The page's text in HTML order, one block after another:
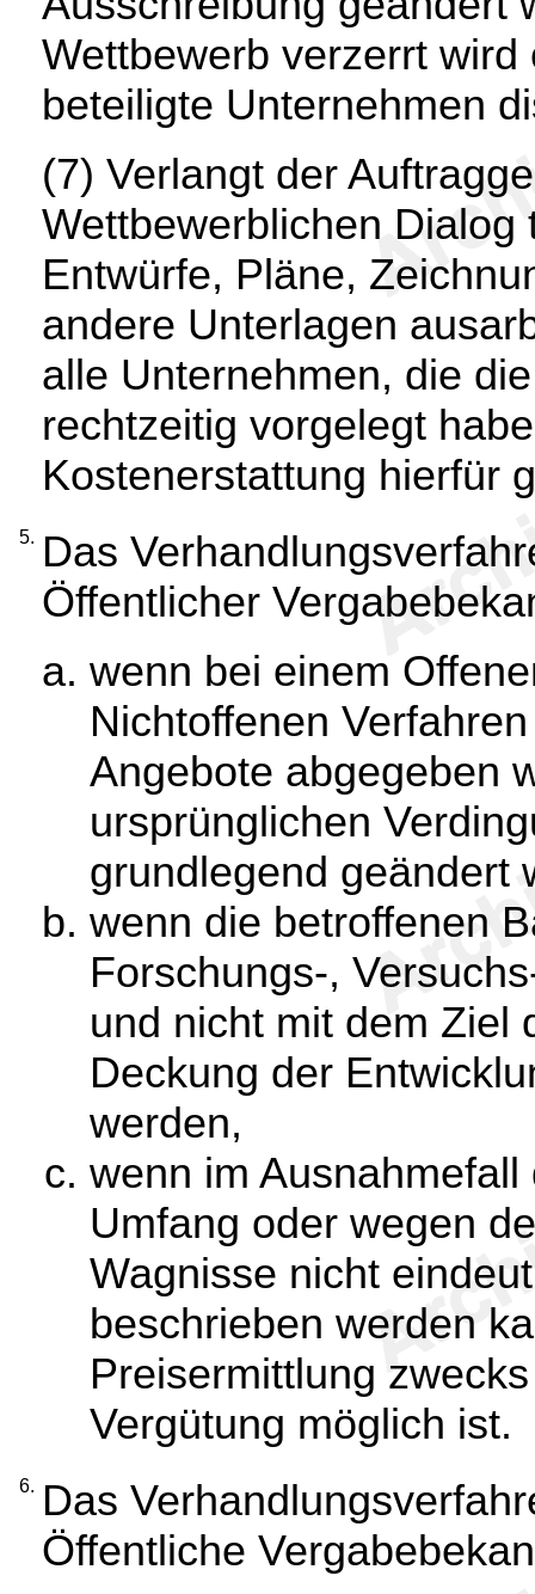
Wettbewerb verzerrt
beteiligte Unternehmen
(7) Verlangt der
Wettbewerblichen
Entwürfe, Pläne,
andere Unterlagen
alle Unternehmen, die
rechtzeitig vorgelegt
Kostenerstattung hierfür
5. Das
Öffentlicher
wenn bei einem
Nichtoffenen
Angebote abgegeben
ursprünglichen
grundlegend geändert
wenn die betroffenen
Forschungs-,
und nicht mit dem Ziel
Deckung der
werden,
wenn im
Umfang oder wegen
Wagnisse nicht
beschrieben werden
Preisermittlung
Vergütung möglich ist.
6. Das
Öffentliche